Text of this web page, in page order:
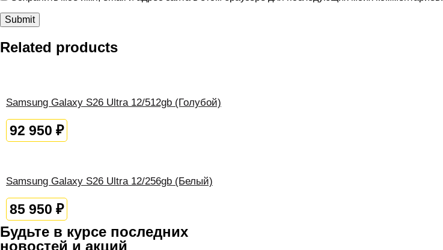
Related products
Samsung Galaxy S26 Ultra 12/512gb (Голубой)
92 950 ₽
Samsung Galaxy S26 Ultra 12/256gb (Белый)
85 950 ₽
Будьте в курсе последних
новостей и акций